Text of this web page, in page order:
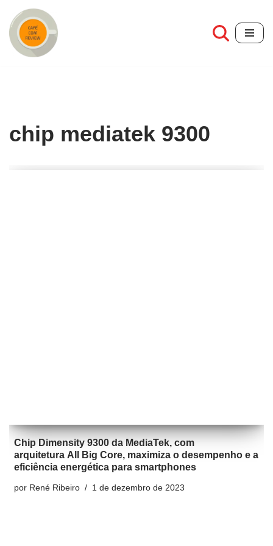
Pular
para
chip mediatek 9300
Chip Dimensity 9300 da MediaTek, com
arquitetura All Big Core, maximiza o desempenho e a
eficiência energética para smartphones
por René Ribeiro 1 de dezembro de 2023